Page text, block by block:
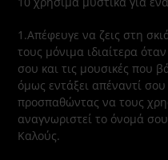
1.Απέφευγε να ζεις στη
τους μόνιμα ιδιαίτερα
σου και τις μουσικές που
όμως εντάξει απέναντί σου
προσπαθώντας να τους
αναγνωριστεί το όνομά
Καλούς.